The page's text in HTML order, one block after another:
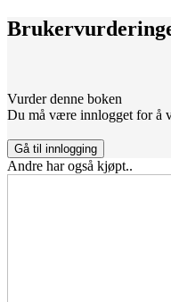
Vurder denne boken
Du må være innlogget for å
Gå til innlogging
Andre har også kjøpt..